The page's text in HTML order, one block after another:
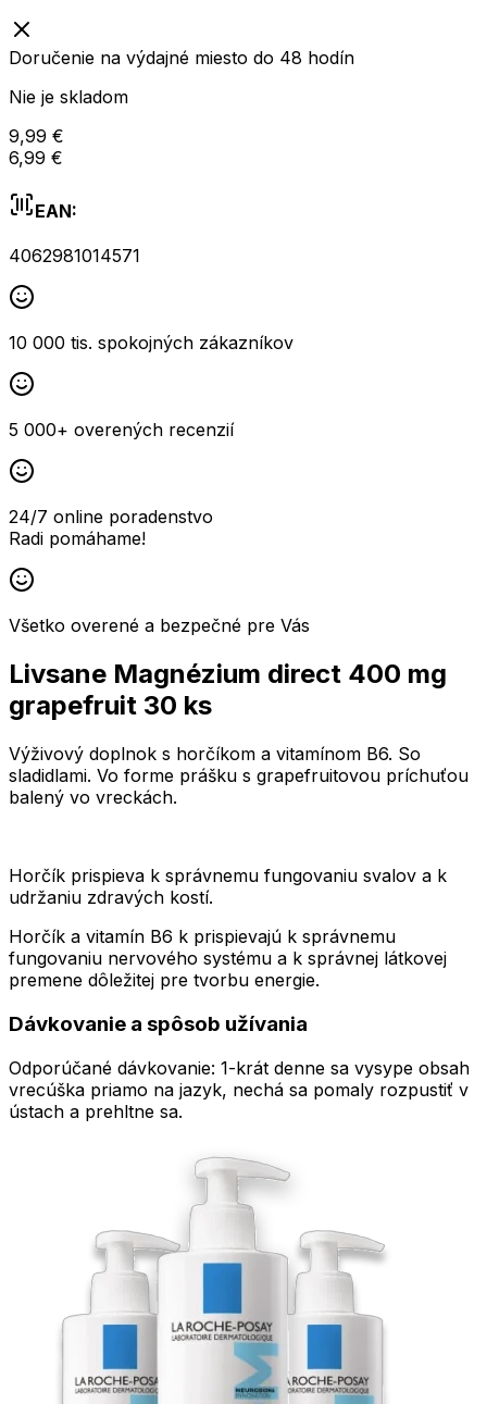
Doručenie na výdajné miesto do 48 hodín
Nie je skladom
9,99 €
6,99 €
EAN:
4062981014571
10 000 tis. spokojných zákazníkov
5 000+ overených recenzií
24/7 online poradenstvo
Radi pomáhame!
Všetko overené a bezpečné pre Vás
Livsane Magnézium direct 400 mg
grapefruit 30 ks
Výživový doplnok s horčíkom a vitamínom B6. So
sladidlami. Vo forme prášku s grapefruitovou príchuťou
balený vo vreckách.
Horčík prispieva k správnemu fungovaniu svalov a k
udržaniu zdravých kostí.
Horčík a vitamín B6 k prispievajú k správnemu
fungovaniu nervového systému a k správnej látkovej
premene dôležitej pre tvorbu energie.
Dávkovanie a spôsob užívania
Odporúčané dávkovanie: 1-krát denne sa vysype obsah
vrecúška priamo na jazyk, nechá sa pomaly rozpustiť v
ústach a prehltne sa.